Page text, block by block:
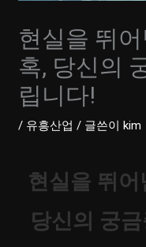
현실을 뛰
혹, 당신의
립니다!
/ 유흥산업 / 글쓴이kim
현실을 뛰
당신의 궁